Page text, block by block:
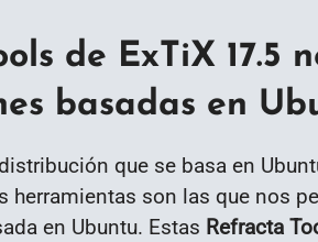
de ExTiX 17.5
basadas en
que se basa en
herramientas son las que nos
en Ubuntu. Estas Refracta